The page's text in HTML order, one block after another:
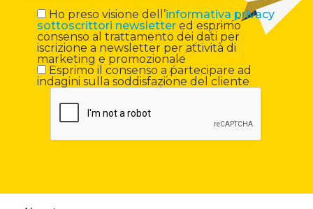
Ho preso visione dell’informativa privacy
sottoscrittori newslettered esprimo
consenso al trattamento dei dati per
iscrizione a newsletter per attività di
marketing e promozionale
Esprimo il consenso a partecipare ad
indagini sulla soddisfazione del cliente